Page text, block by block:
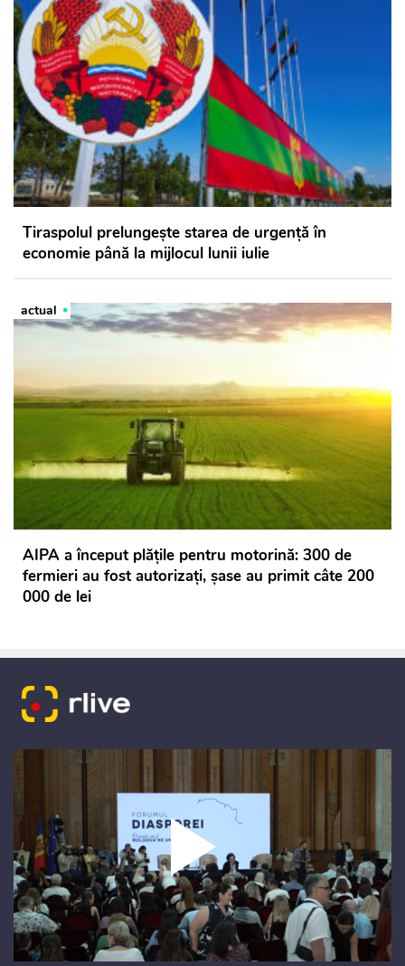
Tiraspolul prelungește starea de urgență în
economie până la mijlocul lunii iulie
actual
AIPA a început plățile pentru motorină: 300 de
fermieri au fost autorizați, șase au primit câte 200
000 de lei